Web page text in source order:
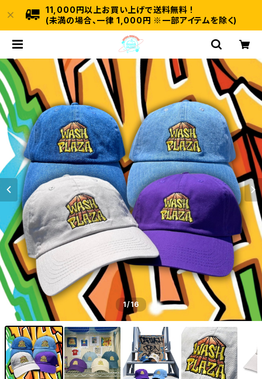
11,000円以上お買い上げで送料無料 !
(未満の場合、一律 1,000円 ※一部アイテムを除く)
1/16